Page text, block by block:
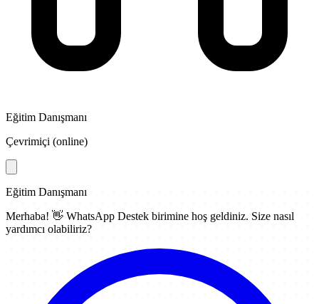
Eğitim Danışmanı
Çevrimiçi (online)
Eğitim Danışmanı
Merhaba! 👋 WhatsApp Destek birimine hoş geldiniz. Size nasıl
yardımcı olabiliriz?